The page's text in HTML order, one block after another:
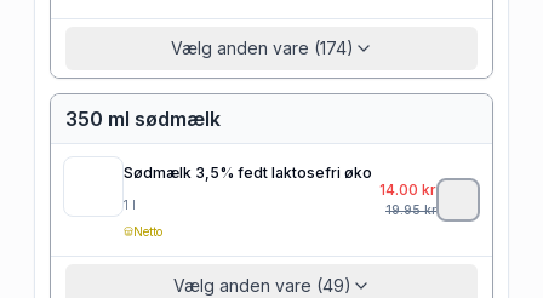
Vælg anden vare (174)
350 ml sødmælk
Sødmælk 3,5% fedt laktosefri øko
1 l
Netto
14.00 kr
19.95kr
Vælg anden vare (49)